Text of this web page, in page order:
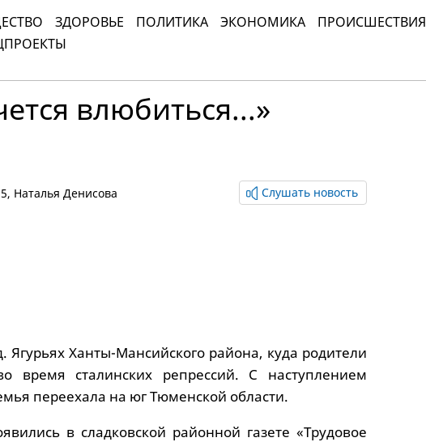
ЗДОРОВЬЕ ПОЛИТИКА ЭКОНОМИКА ПРОИСШЕСТВИЯ
влюбиться...»
Наталья Денисова Слушать новость
Ягурьях Ханты-Мансийского района, куда родители
время сталинских репрессий. С наступлением
переехала на юг Тюменской области.
в сладковской районной газете «Трудовое